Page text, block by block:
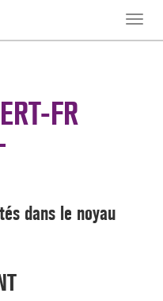
Toggle
FR
dans le noyau